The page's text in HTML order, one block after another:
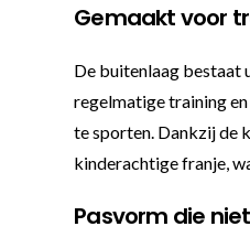
Gemaakt voor
De buitenlaag bestaat
regelmatige training
te sporten. Dankzij de
kinderachtige franje,
Pasvorm die